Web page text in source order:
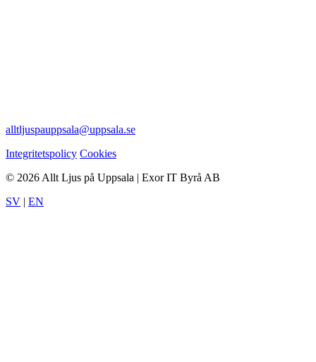
alltljuspauppsala@uppsala.se
Integritetspolicy Cookies
© 2026 Allt Ljus på Uppsala | Exor IT Byrå AB
SV | EN